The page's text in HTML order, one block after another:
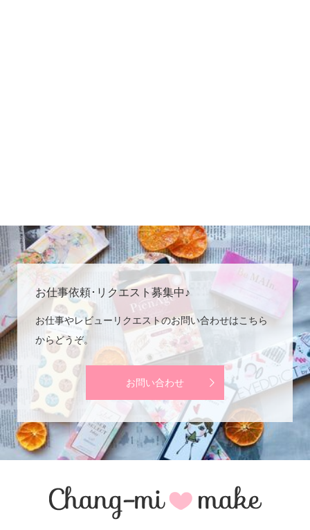
お仕事依頼･リクエスト募集中♪
お仕事やレビューリクエストのお問い合わせはこちら
からどうぞ。
お問い合わせ